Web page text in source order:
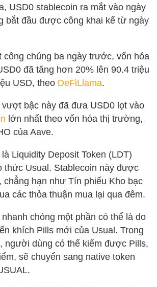
USD0 stablecoin ra mắt vào ngày
bắt đầu được công khai kể từ ngày
công chúng ba ngày trước, vốn hóa
đã tăng hơn 20% lên 90.4 triệu
USD, theo DeFiLlama.
bậc này đã đưa USD0 lọt vào
lớn nhất theo vốn hóa thị trường,
của Aave.
Liquidity Deposit Token (LDT)
thức Usual. Stablecoin này được
chẳng hạn như Tín phiếu Kho bạc
các thỏa thuận mua lại qua đêm.
chóng một phần có thể là do
khích Pills mới của Usual. Trong
người dùng có thể kiếm được Pills,
sẽ chuyển sang native token